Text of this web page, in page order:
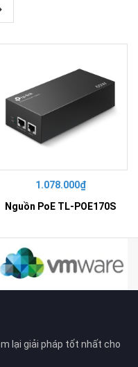
1.078.000₫
Nguồn PoE TL-POE170S
lại giải pháp tốt nhất cho